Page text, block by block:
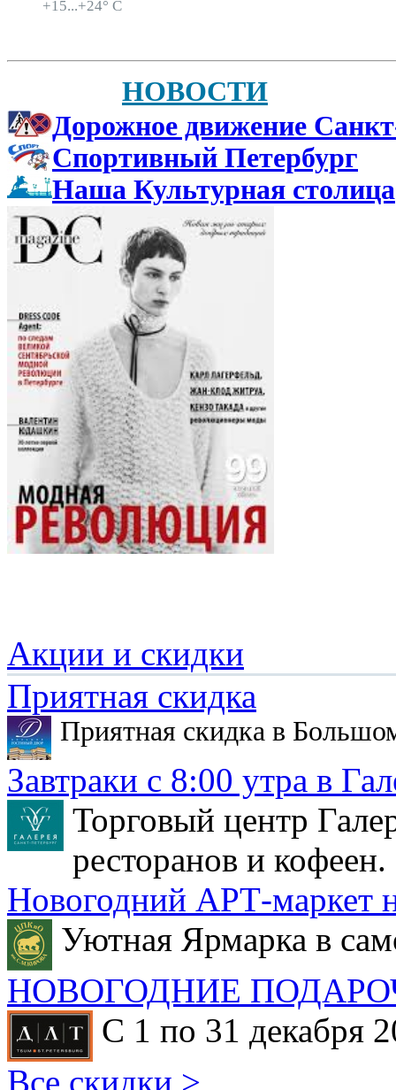
+15...+24° C
НОВОСТИ
Дорожное движение
Спортивный Петербург
Наша Культурная столица
Акции и скидки
Приятная скидка
Приятная скидка в
Завтраки с 8:00 утра в
Торговый центр
ресторанов и кофеен.
Новогодний АРТ-маркет
Уютная Ярмарка в
НОВОГОДНИЕ
С 1 по 31 декабря
Все скидки >